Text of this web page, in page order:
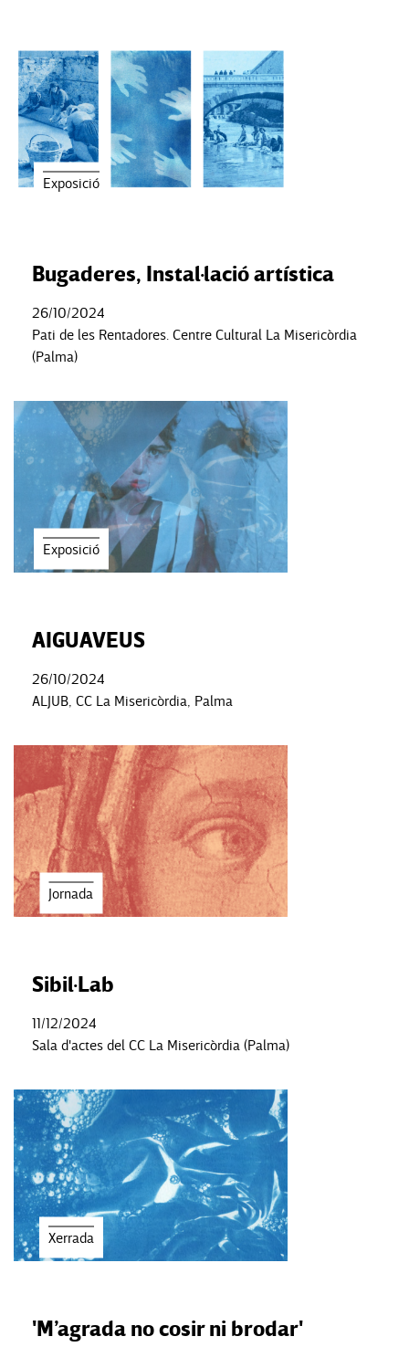
Exposició
Bugaderes, Instal·lació artística
26/10/2024
Pati de les Rentadores. Centre Cultural La Misericòrdia
(Palma)
Exposició
AIGUAVEUS
26/10/2024
ALJUB, CC La Misericòrdia, Palma
Jornada
Sibil·Lab
11/12/2024
Sala d'actes del CC La Misericòrdia (Palma)
Xerrada
'M’agrada no cosir ni brodar'